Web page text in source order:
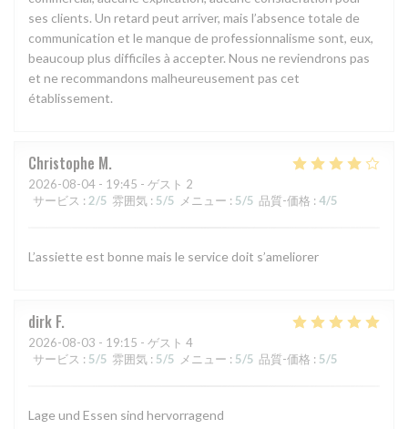
ses clients. Un retard peut arriver, mais l’absence totale de
communication et le manque de professionnalisme sont, eux,
beaucoup plus difficiles à accepter. Nous ne reviendrons pas
et ne recommandons malheureusement pas cet
établissement.
Christophe M
2026-08-04 - 19:45 - ゲスト 2
サービス : 2/5 雰囲気 : 5/5 メニュー : 5/5 品質-価格 : 4/5
L’assiette est bonne mais le service doit s’ameliorer
dirk F
2026-08-03 - 19:15 - ゲスト 4
サービス : 5/5 雰囲気 : 5/5 メニュー : 5/5 品質-価格 : 5/5
Lage und Essen sind hervorragend